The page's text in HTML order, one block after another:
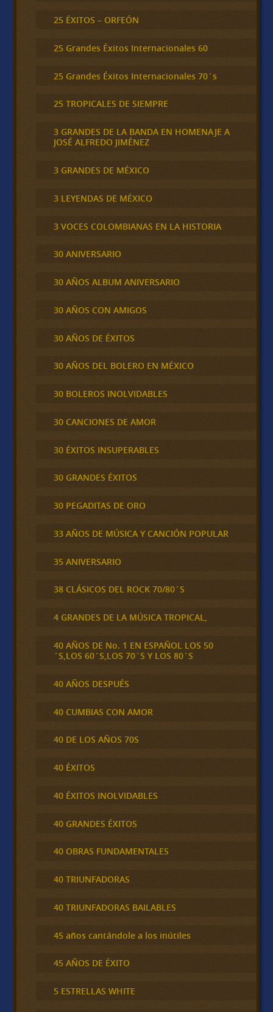
25 ÉXITOS – ORFEÓN
25 Grandes Éxitos Internacionales 60
25 Grandes Éxitos Internacionales 70´s
25 TROPICALES DE SIEMPRE
3 GRANDES DE LA BANDA EN HOMENAJE A
JOSÉ ALFREDO JIMÉNEZ
3 GRANDES DE MÉXICO
3 LEYENDAS DE MÉXICO
3 VOCES COLOMBIANAS EN LA HISTORIA
30 ANIVERSARIO
30 AÑOS ALBUM ANIVERSARIO
30 AÑOS CON AMIGOS
30 AÑOS DE ÉXITOS
30 AÑOS DEL BOLERO EN MÉXICO
30 BOLEROS INOLVIDABLES
30 CANCIONES DE AMOR
30 ÉXITOS INSUPERABLES
30 GRANDES ÉXITOS
30 PEGADITAS DE ORO
33 AÑOS DE MÚSICA Y CANCIÓN POPULAR
35 ANIVERSARIO
38 CLÁSICOS DEL ROCK 70/80´S
4 GRANDES DE LA MÚSICA TROPICAL,
40 AÑOS DE No. 1 EN ESPAÑOL LOS 50
´S,LOS 60´S,LOS 70´S Y LOS 80´S
40 AÑOS DESPUÉS
40 CUMBIAS CON AMOR
40 DE LOS AÑOS 70S
40 ÉXITOS
40 ÉXITOS INOLVIDABLES
40 GRANDES ÉXITOS
40 OBRAS FUNDAMENTALES
40 TRIUNFADORAS
40 TRIUNFADORAS BAILABLES
45 años cantándole a los inútiles
45 AÑOS DE ÉXITO
5 ESTRELLAS WHITE